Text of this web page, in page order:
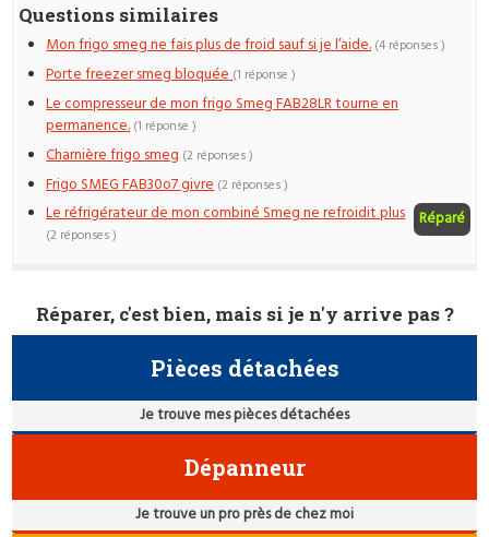
Questions similaires
Mon frigo smeg ne fais plus de froid sauf si je l’aide. (4 réponses )
Porte freezer smeg bloquée(1 réponse )
Le compresseur de mon frigo Smeg FAB28LR tourne en
permanence. (1 réponse )
Charnière frigo smeg (2 réponses )
Frigo SMEG FAB30o7 givre (2 réponses )
Le réfrigérateur de mon combiné Smeg ne refroidit plus Réparé
(2 réponses )
Réparer, c'est bien, mais si je n'y arrive pas ?
Pièces détachées
Je trouve mes pièces détachées
Dépanneur
Je trouve un pro près de chez moi